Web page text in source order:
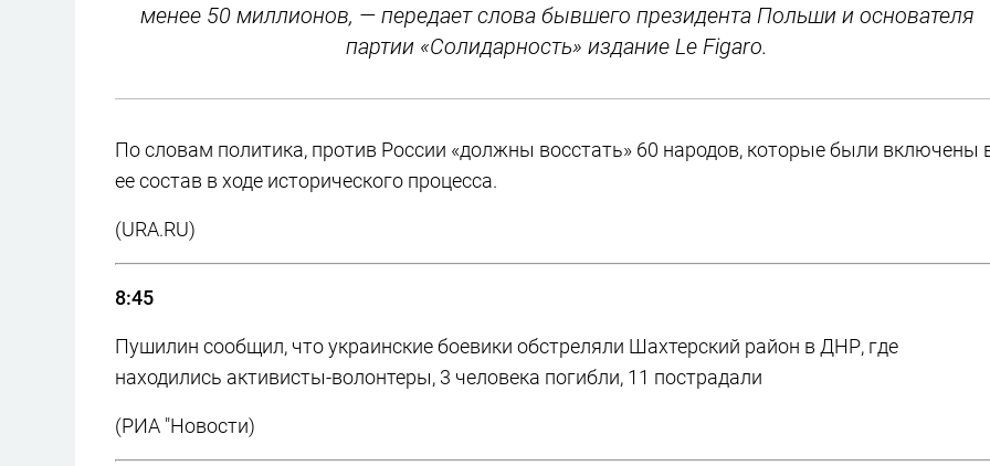
менее 50 миллионов, — передает слова бывшего президента Польши и основателя
партии «Солидарность» издание Le Figaro.
По словам политика, против России «должны восстать» 60 народов, которые были включены
ее состав в ходе исторического процесса.
(URA.RU)
8:45
Пушилин сообщил, что украинские боевики обстреляли Шахтерский район в ДНР, где
находились активисты-волонтеры, 3 человека погибли, 11 пострадали
(РИА "Новости)